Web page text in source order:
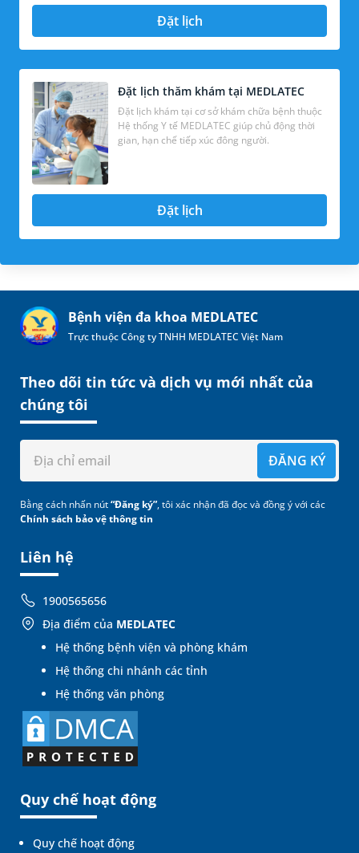
Đặt lịch
Đặt lịch thăm khám tại MEDLATEC
Đặt lịch khám tại cơ sở khám chữa bệnh thuộc
Hệ thống Y tế MEDLATEC giúp chủ động thời
gian, hạn chế tiếp xúc đông người.
Đặt lịch
Bệnh viện đa khoa MEDLATEC
Trực thuộc Công ty TNHH MEDLATEC Việt Nam
Liên hệ
1900565656
Địa điểm của MEDLATEC
Hệ thống bệnh viện và phòng khám
Hệ thống chi nhánh các tỉnh
Hệ thống văn phòng
Quy chế hoạt động
Quy chế hoạt động
Theo dõi tin tức và dịch vụ mới nhất của
chúng tôi
ĐĂNG KÝ
Bằng cách nhấn nút“Đăng ký”, tôi xác nhận đã đọc và đồng ý với các
Chính sách bảo vệ thông tin